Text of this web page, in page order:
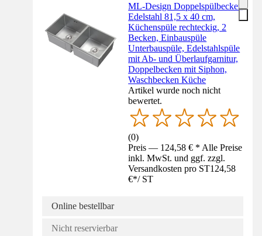
ML-Design Doppelspülbecken
Edelstahl 81,5 x 40 cm,
Küchenspüle rechteckig, 2
Becken, Einbauspüle
Unterbauspüle, Edelstahlspüle
mit Ab- und Überlaufgarnitur,
Doppelbecken mit Siphon,
Waschbecken Küche
Artikel wurde noch nicht
bewertet.
(0)
Preis — 124,58 € * Alle Preise
inkl. MwSt. und ggf. zzgl.
Versandkosten pro ST124,58
€*/ ST
Online bestellbar
Nicht reservierbar